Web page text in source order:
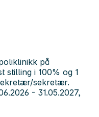
på
stilling i 100% og 1
sekretær.
- 31.05.2027,